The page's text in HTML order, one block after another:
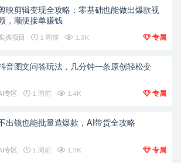
映剪辑变现全攻略：零基础也能做出爆款视
，顺便接单赚钱
操项目 1 周前 1.3K 专属
音图文问答玩法，几分钟一条原创轻松变
专区 1 周前 1.4K 专属
出镜也能批量造爆款，AI带货全攻略
专区 1 周前 1.5K 专属